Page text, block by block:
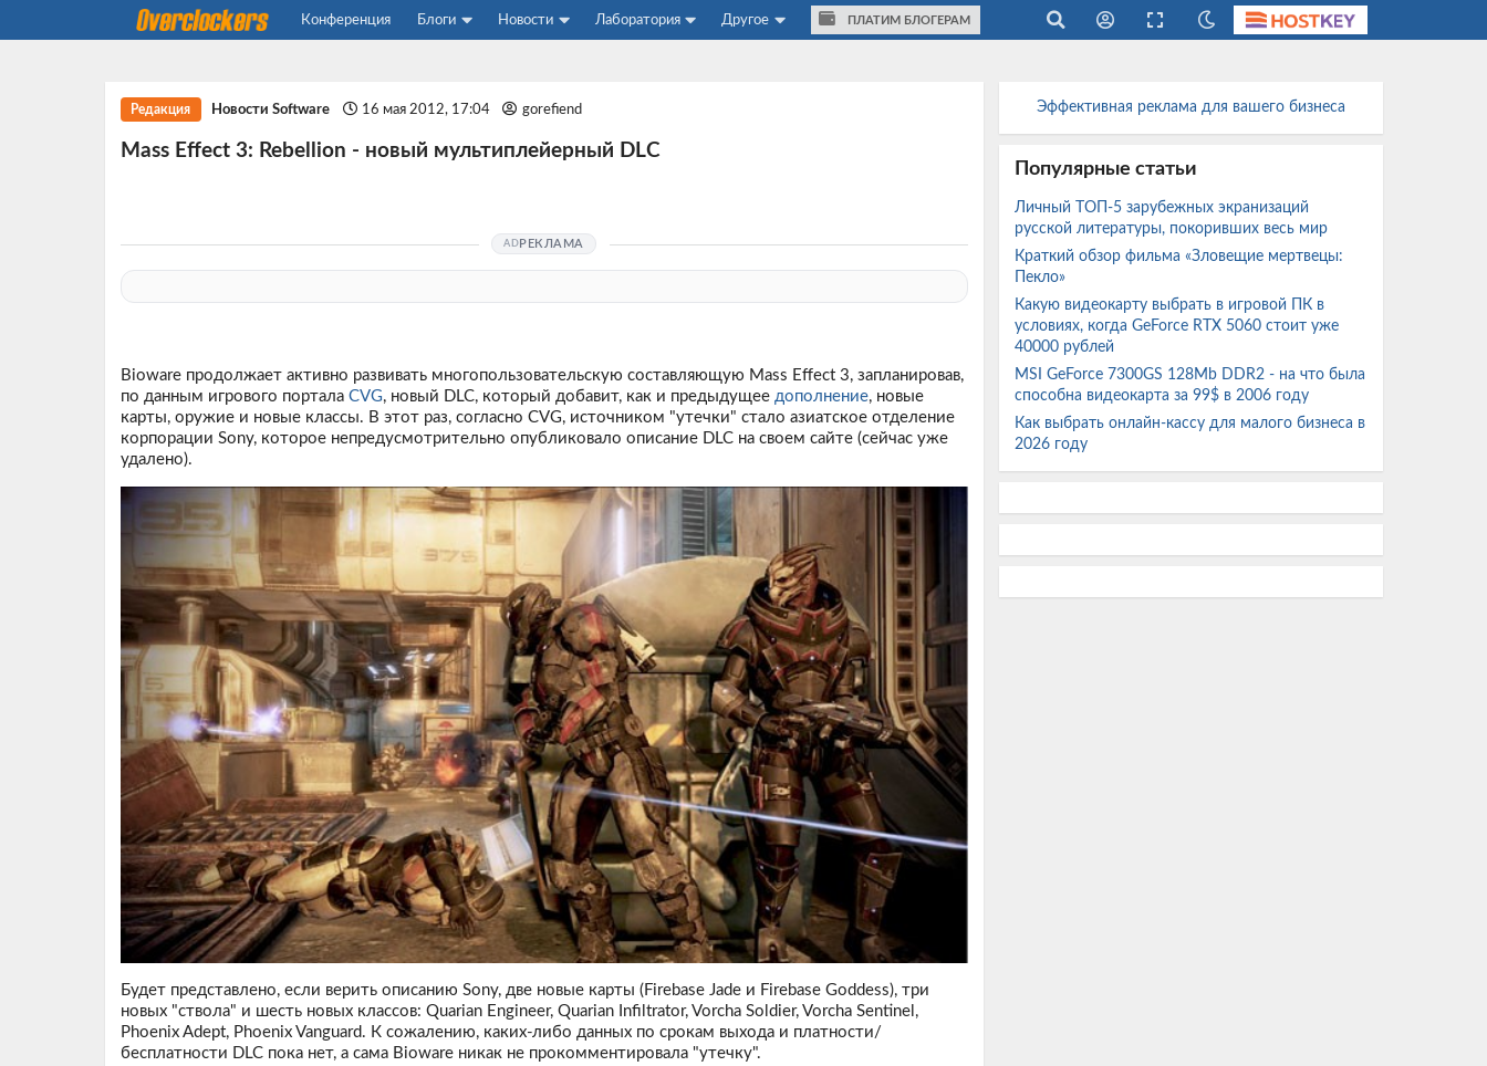
Конференция Блоги Новости Лаборатория Другое ПЛАТИМ БЛОГЕРАМ
Редакция Новости Software 16 мая 2012, 17:04 gorefiend
Mass Effect 3: Rebellion - новый мультиплейерный DLC
РЕКЛАМА
Bioware продолжает активно развивать многопользовательскую составляющую Mass Effect 3, запланировав,
по данным игрового портала CVG, новый DLC, который добавит, как и предыдущее дополнение, новые
карты, оружие и новые классы. В этот раз, согласно CVG, источником "утечки" стало азиатское отделение
корпорации Sony, которое непредусмотрительно опубликовало описание DLC на своем сайте (сейчас уже
удалено).
Будет представлено, если верить описанию Sony, две новые карты (Firebase Jade и Firebase Goddess), три
новых "ствола" и шесть новых классов: Quarian Engineer, Quarian Infiltrator, Vorcha Soldier, Vorcha Sentinel,
Phoenix Adept, Phoenix Vanguard. К сожалению, каких-либо данных по срокам выхода и платности/
бесплатности DLC пока нет, а сама Bioware никак не прокомментировала "утечку".
Эффективная реклама для вашего бизнеса
Популярные статьи
Личный ТОП-5 зарубежных экранизаций
русской литературы, покоривших весь мир
Краткий обзор фильма «Зловещие мертвецы:
Пекло»
Какую видеокарту выбрать в игровой ПК в
условиях, когда GeForce RTX 5060 стоит уже
40000 рублей
MSI GeForce 7300GS 128Mb DDR2 - на что была
способна видеокарта за 99$ в 2006 году
Как выбрать онлайн-кассу для малого бизнеса в
2026 году